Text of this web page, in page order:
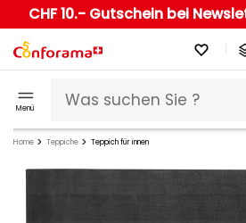
CHF 10.- Gutschein bei
Menü
Home Teppiche Teppich für innen